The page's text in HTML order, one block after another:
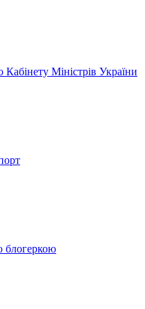
Міністрів України
блогеркою